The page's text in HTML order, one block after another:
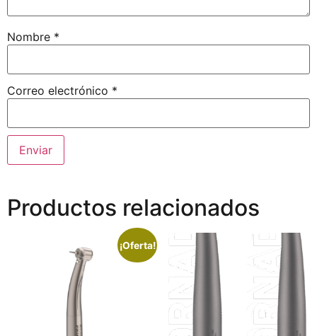
Nombre *
Correo electrónico *
Productos relacionados
¡Oferta!